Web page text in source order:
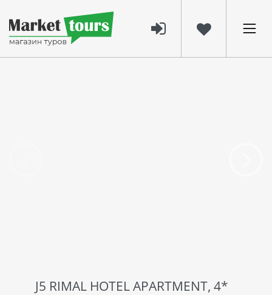
J5 RIMAL HOTEL APARTMENT, 4*